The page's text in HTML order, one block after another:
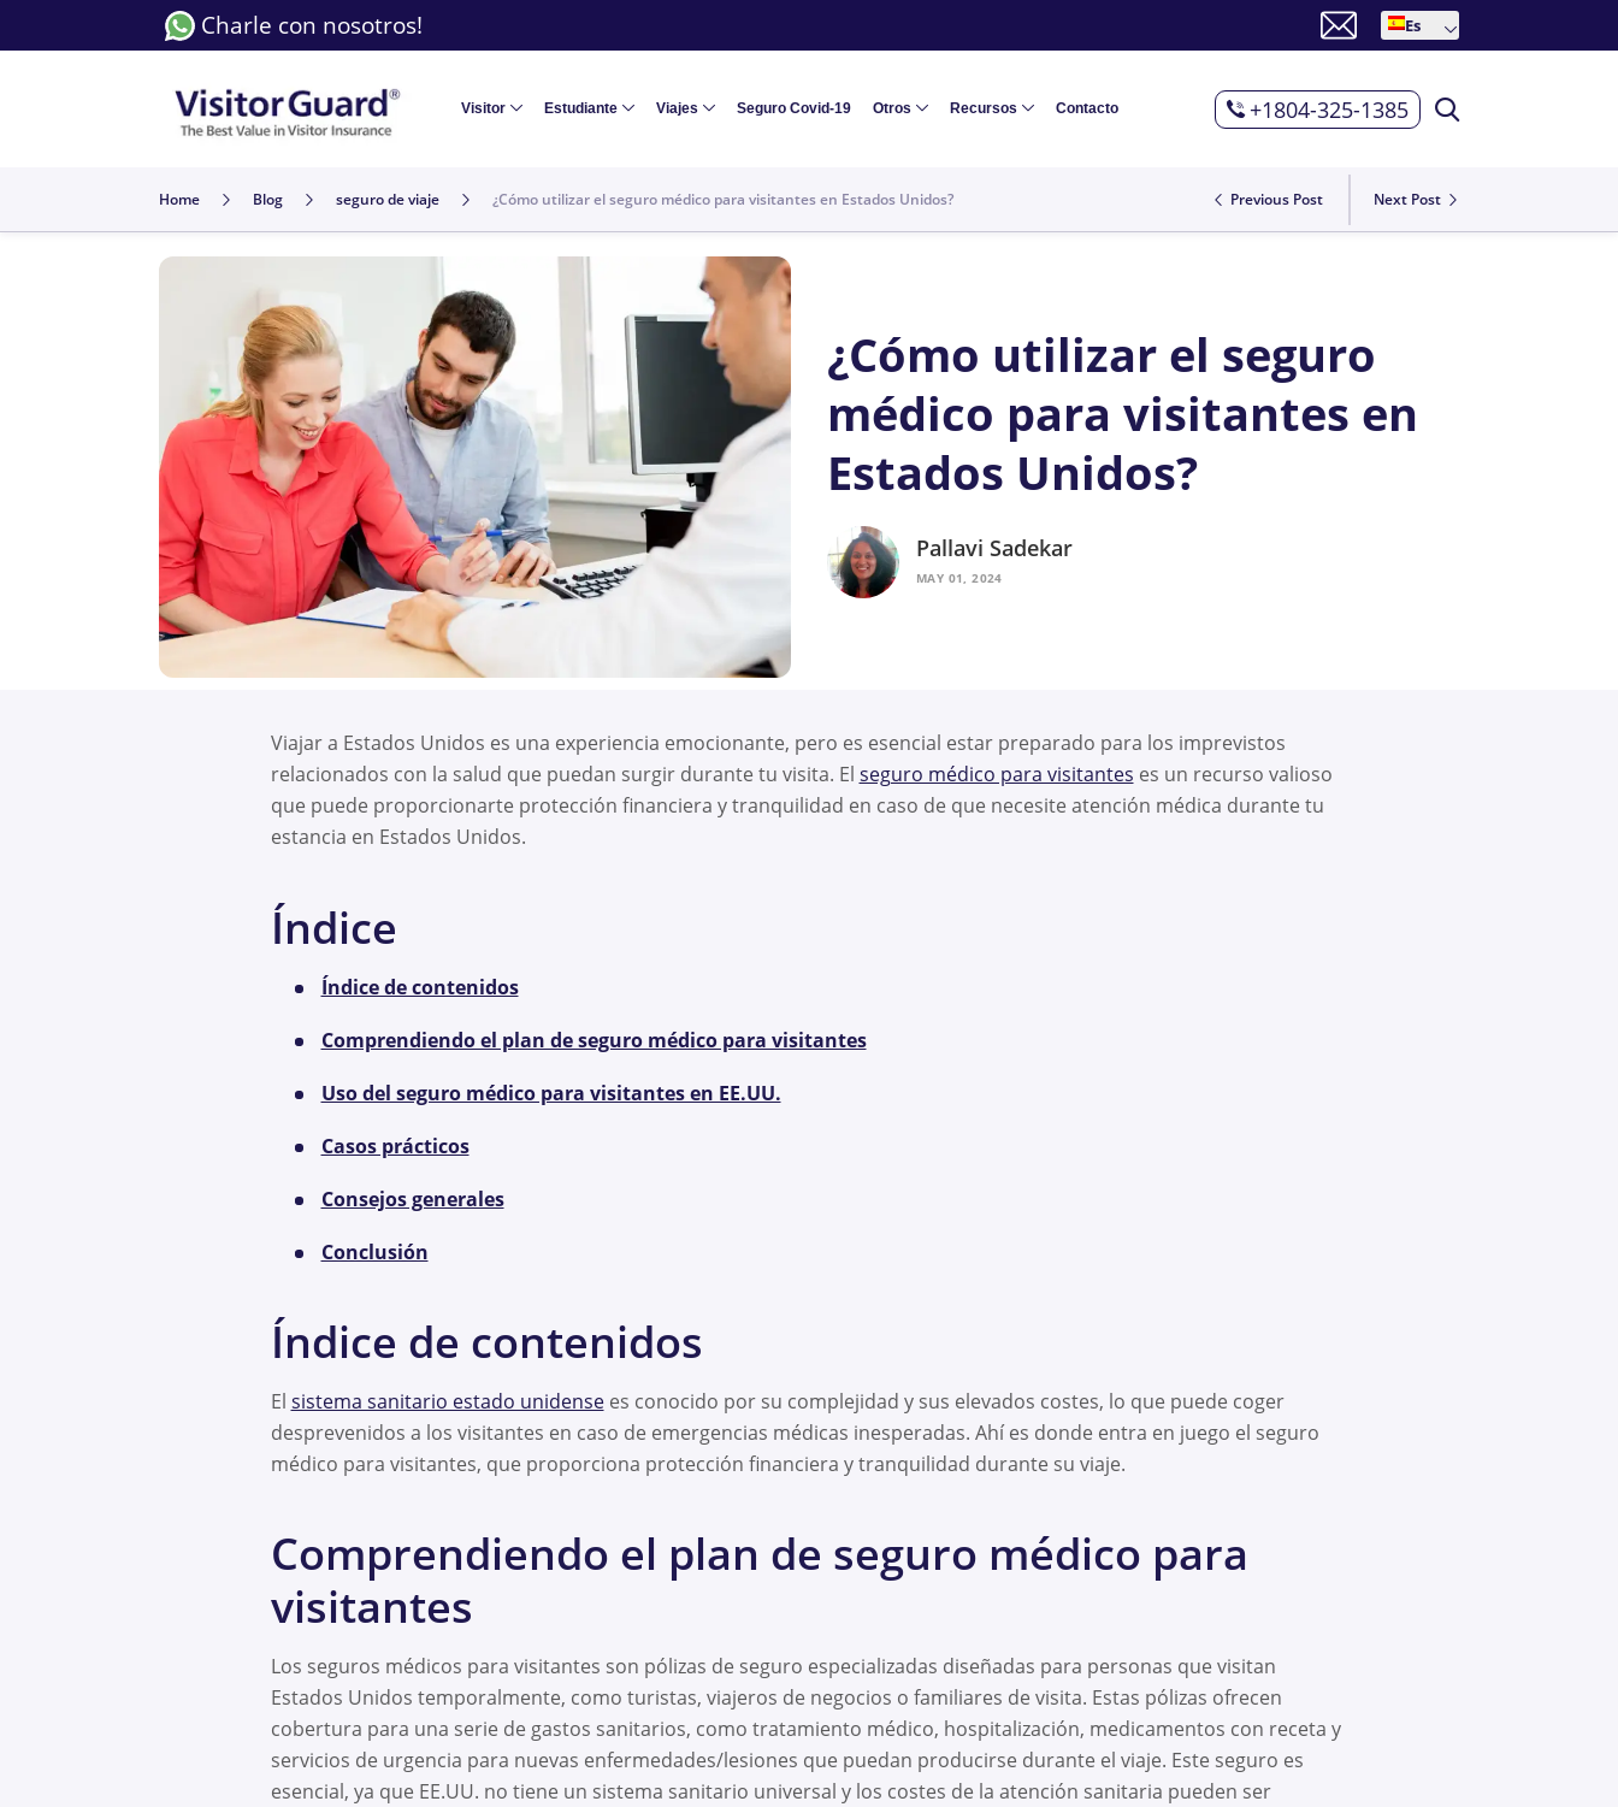
Charle con nosotros! Es
Visitor Estudiante Viajes Seguro Covid-19 Otros Recursos Contacto +1804-325-1385
Home Blog seguro de viaje ¿Cómo utilizar el seguro médico para visitantes en Estados Unidos? Previous Post Next Post
¿Cómo utilizar el seguro
médico para visitantes en
Estados Unidos?
Pallavi Sadekar
MAY 01, 2024
Viajar a Estados Unidos es una experiencia emocionante, pero es esencial estar preparado para los imprevistos
relacionados con la salud que puedan surgir durante tu visita. El seguro médico para visitantes es un recurso valioso
que puede proporcionarte protección financiera y tranquilidad en caso de que necesite atención médica durante tu
estancia en Estados Unidos.
Índice
Índice de contenidos
Comprendiendo el plan de seguro médico para visitantes
Uso del seguro médico para visitantes en EE.UU.
Casos prácticos
Consejos generales
Conclusión
Índice de contenidos
El sistema sanitario estado unidensees conocido por su complejidad y sus elevados costes, lo que puede coger
desprevenidos a los visitantes en caso de emergencias médicas inesperadas. Ahí es donde entra en juego el seguro
médico para visitantes, que proporciona protección financiera y tranquilidad durante su viaje.
Comprendiendo el plan de seguro médico para
visitantes
Los seguros médicos para visitantes son pólizas de seguro especializadas diseñadas para personas que visitan
Estados Unidos temporalmente, como turistas, viajeros de negocios o familiares de visita. Estas pólizas ofrecen
cobertura para una serie de gastos sanitarios, como tratamiento médico, hospitalización, medicamentos con receta y
servicios de urgencia para nuevas enfermedades/lesiones que puedan producirse durante el viaje. Este seguro es
esencial, ya que EE.UU. no tiene un sistema sanitario universal y los costes de la atención sanitaria pueden ser